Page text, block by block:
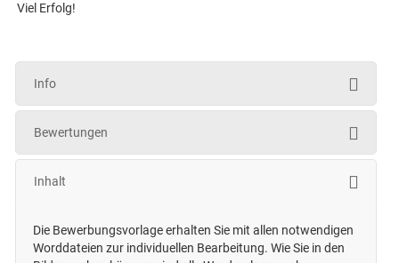
Viel Erfolg!
Info
Bewertungen
Inhalt
Die Bewerbungsvorlage erhalten Sie mit allen notwendigen
Worddateien zur individuellen Bearbeitung. Wie Sie in den